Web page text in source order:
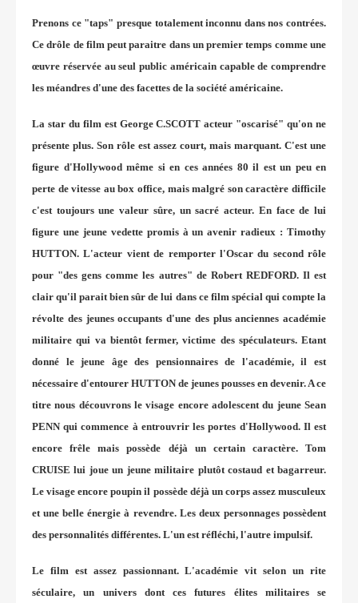
Prenons ce "taps" presque totalement inconnu dans nos contrées.
Ce drôle de film peut paraitre dans un premier temps comme une
œuvre réservée au seul public américain capable de comprendre
les méandres d'une des facettes de la société américaine.
La star du film est George C.SCOTT acteur "oscarisé" qu'on ne
présente plus. Son rôle est assez court, mais marquant. C'est une
figure d'Hollywood même si en ces années 80 il est un peu en
perte de vitesse au box office, mais malgré son caractère difficile
c'est toujours une valeur sûre, un sacré acteur. En face de lui
figure une jeune vedette promis à un avenir radieux : Timothy
HUTTON. L'acteur vient de remporter l'Oscar du second rôle
pour "des gens comme les autres" de Robert REDFORD. Il est
clair qu'il parait bien sûr de lui dans ce film spécial qui compte la
révolte des jeunes occupants d'une des plus anciennes académie
militaire qui va bientôt fermer, victime des spéculateurs. Etant
donné le jeune âge des pensionnaires de l'académie, il est
nécessaire d'entourer HUTTON de jeunes pousses en devenir. A ce
titre nous découvrons le visage encore adolescent du jeune Sean
PENN qui commence à entrouvrir les portes d'Hollywood. Il est
encore frêle mais possède déjà un certain caractère. Tom
CRUISE lui joue un jeune militaire plutôt costaud et bagarreur.
Le visage encore poupin il possède déjà un corps assez musculeux
et une belle énergie à revendre. Les deux personnages possèdent
des personnalités différentes. L'un est réfléchi, l'autre impulsif.
Le film est assez passionnant. L'académie vit selon un rite
séculaire, un univers dont ces futures élites militaires se